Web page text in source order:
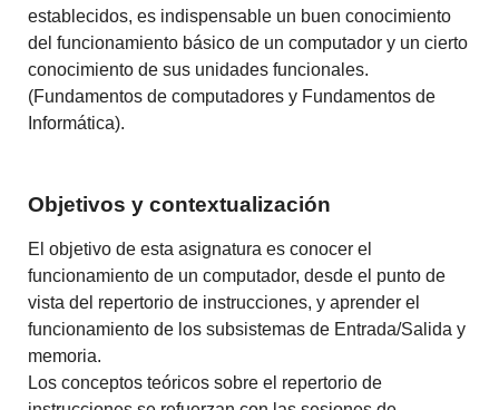
establecidos, es indispensable un buen conocimiento
del funcionamiento básico de un computador y un cierto
conocimiento de sus unidades funcionales.
(Fundamentos de computadores y Fundamentos de
Informática).
Objetivos y contextualización
El objetivo de esta asignatura es conocer el
funcionamiento de un computador, desde el punto de
vista del repertorio de instrucciones, y aprender el
funcionamiento de los subsistemas de Entrada/Salida y
memoria.
Los conceptos teóricos sobre el repertorio de